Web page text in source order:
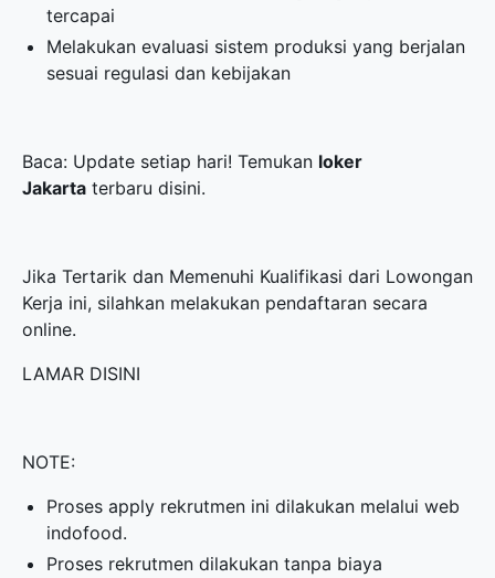
tercapai
Melakukan evaluasi sistem produksi yang berjalan
sesuai regulasi dan kebijakan
Baca: Update setiap hari! Temukan loker
Jakarta terbaru disini.
Jika Tertarik dan Memenuhi Kualifikasi dari Lowongan
Kerja ini, silahkan melakukan pendaftaran secara
online.
LAMAR DISINI
NOTE:
Proses apply rekrutmen ini dilakukan melalui web
indofood.
Proses rekrutmen dilakukan tanpa biaya